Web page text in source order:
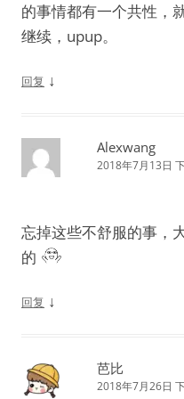
的事情都有一个共性，
继续，upup。
回复 ↓
Alexwang
2018年7月13日
忘掉这些不舒服的事，
的
回复 ↓
芭比
2018年7月26日